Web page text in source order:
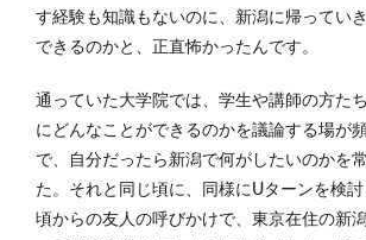
す経験も知識もないのに、新潟に帰ってい
できるのかと、正直怖かったんです。
通っていた大学院では、学生や講師の方た
にどんなことができるのかを議論する場が
で、自分だったら新潟で何がしたいのかを
た。それと同じ頃に、同様にUターンを検
頃からの友人の呼びかけで、東京在住の新